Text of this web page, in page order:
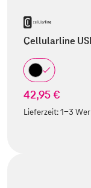
Cellularline
42,95 €
Lieferzeit:1-3